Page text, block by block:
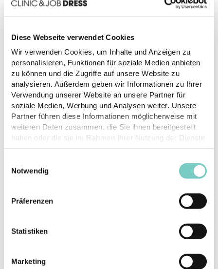
Diese Webseite verwendet Cookies
Wir verwenden Cookies, um Inhalte und Anzeigen zu
personalisieren, Funktionen für soziale Medien anbieten
zu können und die Zugriffe auf unsere Website zu
analysieren. Außerdem geben wir Informationen zu Ihrer
Verwendung unserer Website an unsere Partner für
soziale Medien, Werbung und Analysen weiter. Unsere
Partner führen diese Informationen möglicherweise mit
weiteren Daten zusammen, die Sie ihnen bereitgestellt
haben oder die sie im Rahmen Ihrer Nutzung der Dienste
gesammelt haben.
Notwendig
Präferenzen
Statistiken
Marketing
Déménagement : retour aux sources